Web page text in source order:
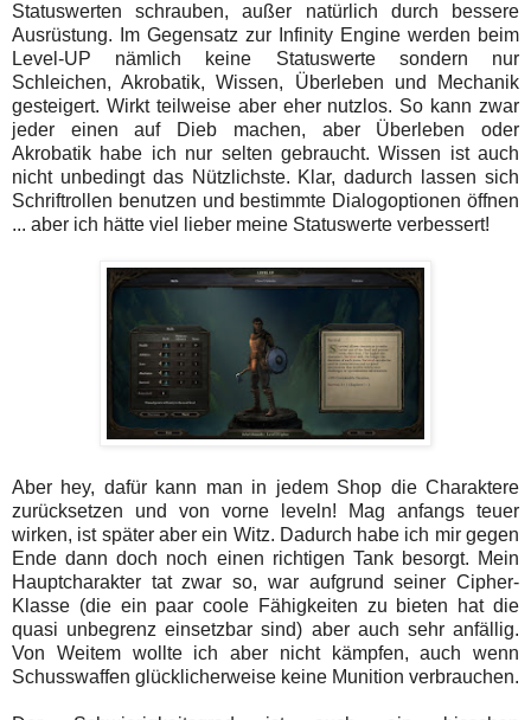
Statuswerten schrauben, außer natürlich durch bessere
Ausrüstung. Im Gegensatz zur Infinity Engine werden beim
Level-UP nämlich keine Statuswerte sondern nur
Schleichen, Akrobatik, Wissen, Überleben und Mechanik
gesteigert. Wirkt teilweise aber eher nutzlos. So kann zwar
jeder einen auf Dieb machen, aber Überleben oder
Akrobatik habe ich nur selten gebraucht. Wissen ist auch
nicht unbedingt das Nützlichste. Klar, dadurch lassen sich
Schriftrollen benutzen und bestimmte Dialogoptionen öffnen
... aber ich hätte viel lieber meine Statuswerte verbessert!
Aber hey, dafür kann man in jedem Shop die Charaktere
zurücksetzen und von vorne leveln! Mag anfangs teuer
wirken, ist später aber ein Witz. Dadurch habe ich mir gegen
Ende dann doch noch einen richtigen Tank besorgt. Mein
Hauptcharakter tat zwar so, war aufgrund seiner Cipher-
Klasse (die ein paar coole Fähigkeiten zu bieten hat die
quasi unbegrenz einsetzbar sind) aber auch sehr anfällig.
Von Weitem wollte ich aber nicht kämpfen, auch wenn
Schusswaffen glücklicherweise keine Munition verbrauchen.